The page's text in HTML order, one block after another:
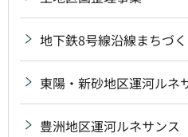
地下鉄8号線沿線まちづ
東陽・新砂地区運河ルネ
豊洲地区運河ルネサンス